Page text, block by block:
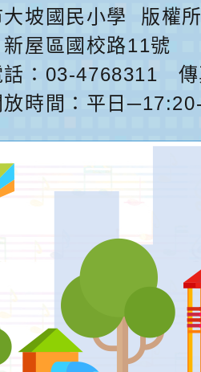
坡國民小學
版權
新屋區國校路11號
話：03-4768311
放時間：平日